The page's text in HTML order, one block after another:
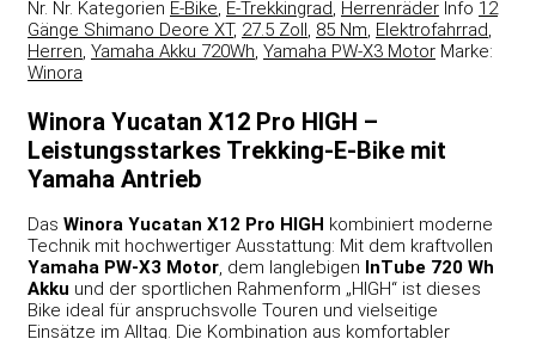
Nr. Nr. Kategorien E-Bike, E-Trekkingrad, Herrenräder Info 12
Gänge Shimano Deore XT, 27.5 Zoll, 85 Nm, Elektrofahrrad,
Herren, Yamaha Akku 720Wh, Yamaha PW-X3 Motor Marke:
Winora
Winora Yucatan X12 Pro HIGH –
Leistungsstarkes Trekking‑E‑Bike mit
Yamaha Antrieb
Das Winora Yucatan X12 Pro HIGH kombiniert moderne
Technik mit hochwertiger Ausstattung: Mit dem kraftvollen
Yamaha PW‑X3 Motor , dem langlebigen InTube 720 Wh
Akku und der sportlichen Rahmenform „HIGH“ ist dieses
Bike ideal für anspruchsvolle Touren und vielseitige
Einsätze im Alltag. Die Kombination aus komfortabler